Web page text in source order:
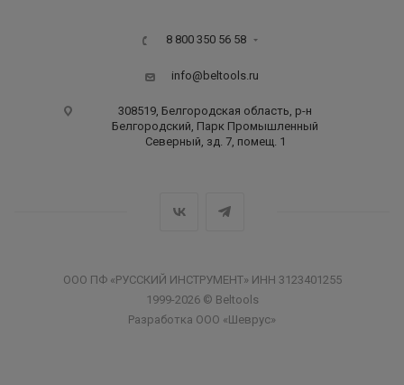
8 800 350 56 58
info@beltools.ru
308519, Белгородская область, р-н
Белгородский, Парк Промышленный
Северный, зд. 7, помещ. 1
ООО ПФ «РУССКИЙ ИНСТРУМЕНТ» ИНН 3123401255
1999-2026 © Beltools
Разработка ООО «Шеврус»